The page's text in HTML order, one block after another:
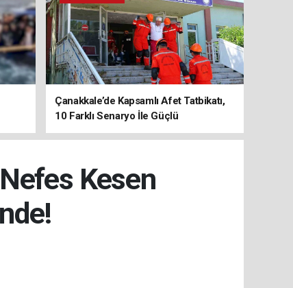
Çanakkale’de Kapsamlı Afet Tatbikatı,
10 Farklı Senaryo İle Güçlü
Koordinasyon
Kesen